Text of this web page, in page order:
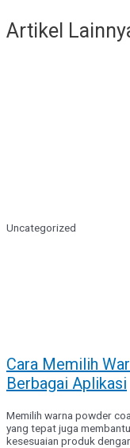
Artikel
Uncategorized
Cara Memilih
Berbagai Aplikasi
Memilih warna powder
yang tepat juga
kesesuaian produk